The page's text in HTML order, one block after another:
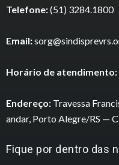
Telefone:(51) 3284.1800
Email:
Horário de atendimento:
Endereço: Travessa
andar, Porto Alegre/RS —
Fique por dentro das